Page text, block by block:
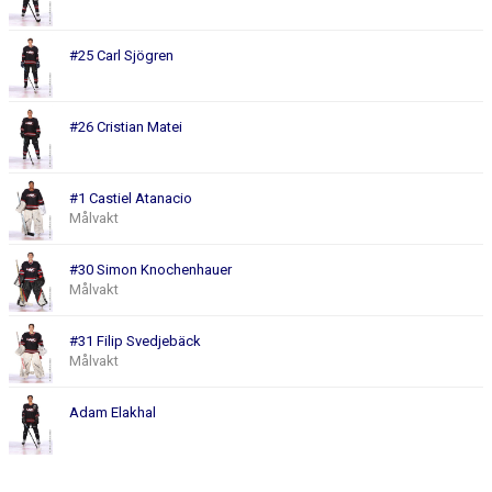
#25 Carl Sjögren
#26 Cristian Matei
#1 Castiel Atanacio
Målvakt
#30 Simon Knochenhauer
Målvakt
#31 Filip Svedjebäck
Målvakt
Adam Elakhal